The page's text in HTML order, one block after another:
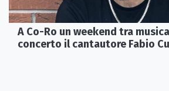
A Co-Ro un weekend tra
concerto il cantautore Fabio